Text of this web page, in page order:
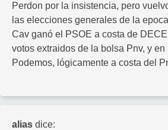
Perdon por la insistencia, pero
las elecciones generales de la
Cav ganó el PSOE a costa de
votos extraidos de la bolsa Pnv, y
Podemos, lógicamente a costa del
alias dice: